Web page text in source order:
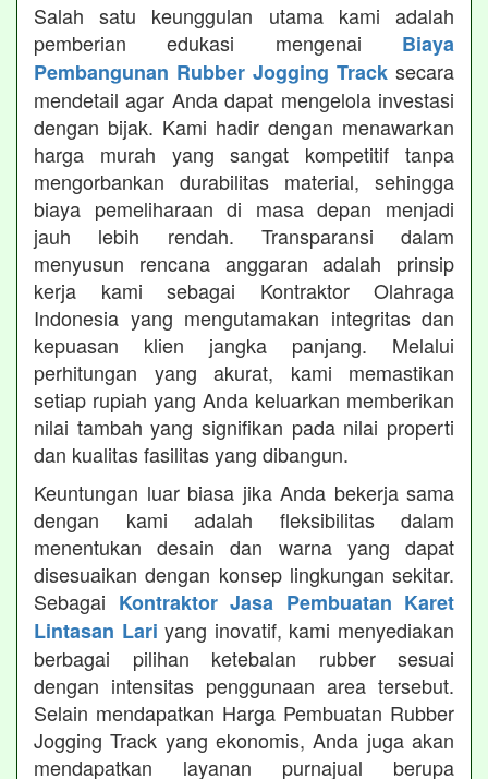
Salah satu keunggulan utama kami adalah
pemberian edukasi mengenai Biaya
Pembangunan Rubber Jogging Track secara
mendetail agar Anda dapat mengelola investasi
dengan bijak. Kami hadir dengan menawarkan
harga murah yang sangat kompetitif tanpa
mengorbankan durabilitas material, sehingga
biaya pemeliharaan di masa depan menjadi
jauh lebih rendah. Transparansi dalam
menyusun rencana anggaran adalah prinsip
kerja kami sebagai Kontraktor Olahraga
Indonesia yang mengutamakan integritas dan
kepuasan klien jangka panjang. Melalui
perhitungan yang akurat, kami memastikan
setiap rupiah yang Anda keluarkan memberikan
nilai tambah yang signifikan pada nilai properti
dan kualitas fasilitas yang dibangun.
Keuntungan luar biasa jika Anda bekerja sama
dengan kami adalah fleksibilitas dalam
menentukan desain dan warna yang dapat
disesuaikan dengan konsep lingkungan sekitar.
Sebagai Kontraktor Jasa Pembuatan Karet
Lintasan Lari yang inovatif, kami menyediakan
berbagai pilihan ketebalan rubber sesuai
dengan intensitas penggunaan area tersebut.
Selain mendapatkan Harga Pembuatan Rubber
Jogging Track yang ekonomis, Anda juga akan
mendapatkan layanan purnajual berupa